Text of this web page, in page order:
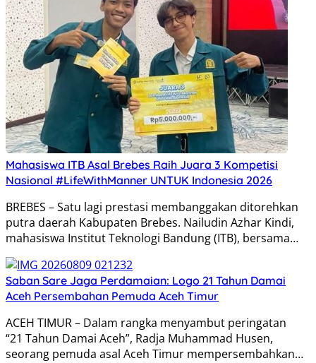
Mahasiswa ITB Asal Brebes Raih Juara 3 Kompetisi
Nasional #LifeWithManner UNTUK Indonesia 2026
BREBES – Satu lagi prestasi membanggakan ditorehkan
putra daerah Kabupaten Brebes. Nailudin Azhar Kindi,
mahasiswa Institut Teknologi Bandung (ITB), bersama…
Saban Sare Jaga Perdamaian: Logo 21 Tahun Damai
Aceh Persembahan Pemuda Aceh Timur
ACEH TIMUR – Dalam rangka menyambut peringatan
“21 Tahun Damai Aceh”, Radja Muhammad Husen,
seorang pemuda asal Aceh Timur mempersembahkan…